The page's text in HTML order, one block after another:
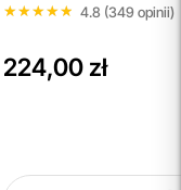
★★★★★
★★★★★ 4.8 (349 opinii)
224,00 zł